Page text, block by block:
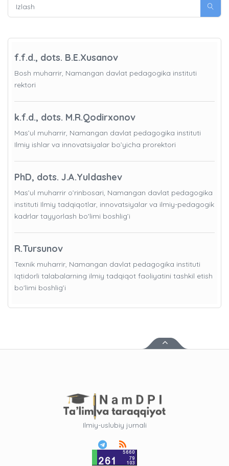
f.f.d., dots. B.E.Xusanov
Bosh muharrir, Namangan davlat pedagogika instituti
rektori
k.f.d., dots. M.R.Qodirxonov
Mas’ul muharrir, Namangan davlat pedagogika instituti
Ilmiy ishlar va innovatsiyalar bo’yicha prorektori
PhD, dots. J.A.Yuldashev
Mas’ul muharrir o’rinbosari, Namangan davlat pedagogika
instituti Ilmiy tadqiqotlar, innovatsiyalar va ilmiy-pedagogik
kadrlar tayyorlash bo'limi boshlig’i
R.Tursunov
Texnik muharrir, Namangan davlat pedagogika instituti
Iqtidorli talabalarning ilmiy tadqiqot faoliyatini tashkil etish
bo'limi boshlig’i
Ilmiy-uslubiy jurnali